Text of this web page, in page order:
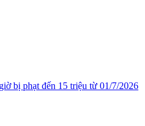
bị phạt đến 15 triệu từ 01/7/2026